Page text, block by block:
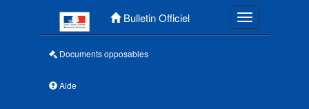
Bulletin Officiel Toggle
Documents opposables
Aide